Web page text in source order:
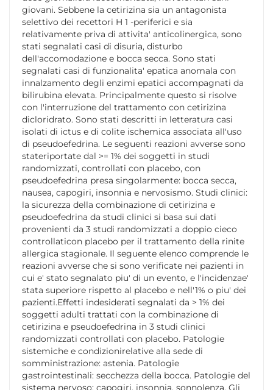
giovani. Sebbene la cetirizina sia un antagonista
selettivo dei recettori H 1 -periferici e sia
relativamente priva di attivita' anticolinergica, sono
stati segnalati casi di disuria, disturbo
dell'accomodazione e bocca secca. Sono stati
segnalati casi di funzionalita' epatica anomala con
innalzamento degli enzimi epatici accompagnati da
bilirubina elevata. Principalmente questo si risolve
con l'interruzione del trattamento con cetirizina
dicloridrato. Sono stati descritti in letteratura casi
isolati di ictus e di colite ischemica associata all'uso
di pseudoefedrina. Le seguenti reazioni avverse sono
stateriportate dal >= 1% dei soggetti in studi
randomizzati, controllati con placebo, con
pseudoefedrina presa singolarmente: bocca secca,
nausea, capogiri, insonnia e nervosismo. Studi clinici:
la sicurezza della combinazione di cetirizina e
pseudoefedrina da studi clinici si basa sui dati
provenienti da 3 studi randomizzati a doppio cieco
controllaticon placebo per il trattamento della rinite
allergica stagionale. Il seguente elenco comprende le
reazioni avverse che si sono verificate nei pazienti in
cui e' stato segnalato piu' di un evento, e l'incidenzae'
stata superiore rispetto al placebo e nell'1% o piu' dei
pazienti.Effetti indesiderati segnalati da > 1% dei
soggetti adulti trattati con la combinazione di
cetirizina e pseudoefedrina in 3 studi clinici
randomizzati controllati con placebo. Patologie
sistemiche e condizionirelative alla sede di
somministrazione: astenia. Patologie
gastrointestinali: secchezza della bocca. Patologie del
sistema nervoso: capogiri, insonnia, sonnolenza. Gli